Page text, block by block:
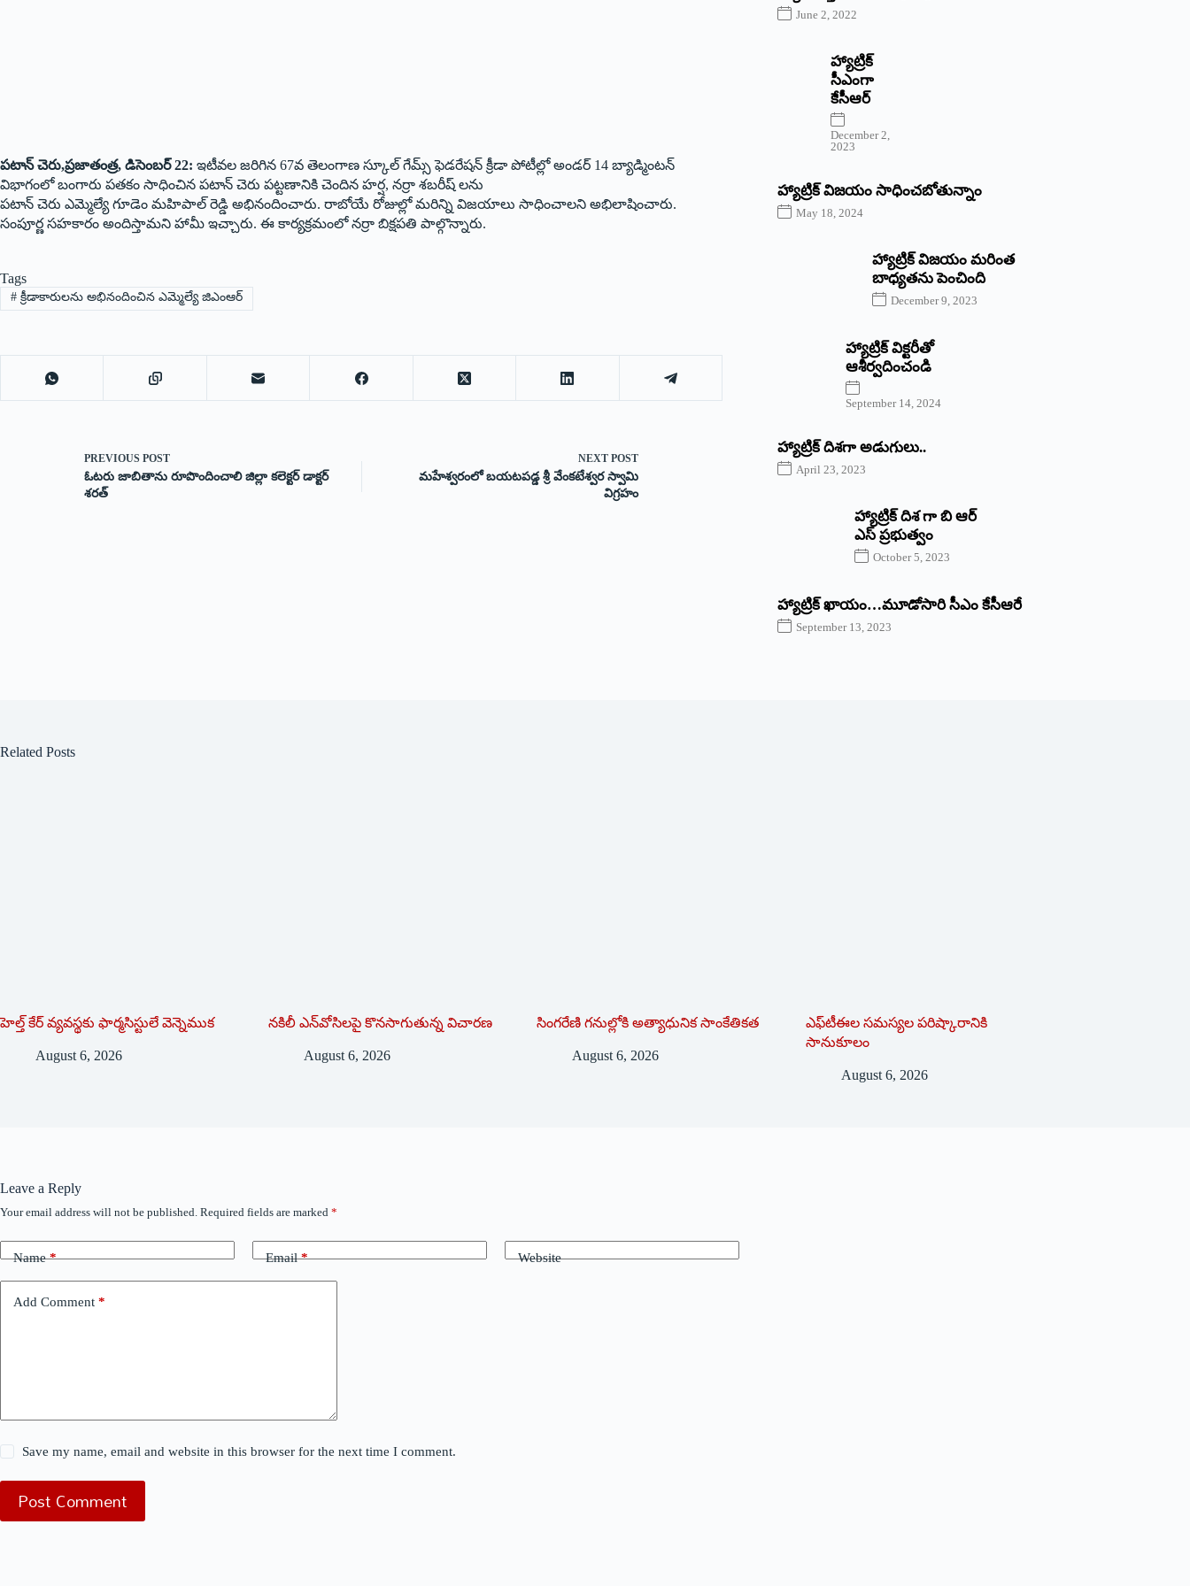
పటాన్ చెరు,ప్రజాతంత్ర, డిసెంబర్ 22: ఇటీవల జరిగిన 67వ తెలంగాణ స్కూల్ గేమ్స్ ఫెడరేషన్ క్రీడా పోటీల్లో అండర్ 14 బ్యాడ్మింటన్
విభాగంలో బంగారు పతకం సాధించిన పటాన్ చెరు పట్టణానికి చెందిన హర్ష, నర్రా శబరీష్ లను
పటాన్ చెరు ఎమ్మెల్యే గూడెం మహిపాల్ రెడ్డి అభినందించారు. రాబోయే రోజుల్లో మరిన్ని విజయాలు సాధించాలని అభిలాషించారు.
సంపూర్ణ సహకారం అందిస్తామని హామీ ఇచ్చారు. ఈ కార్యక్రమంలో నర్రా బిక్షపతి పాల్గొన్నారు.
Tags
#క్రీడాకారులను అభినందించిన ఎమ్మెల్యే జిఎంఆర్
PREVIOUS POST
ఓటరు జాబితాను రూపొందించాలి జిల్లా కలెక్టర్ డాక్టర్
శరత్
NEXTPOST
మహేశ్వరంలో బయటపడ్డ శ్రీ వేంకటేశ్వర స్వామి
విగ్రహం
June 2, 2022
హ్యాట్రిక్‌
‌సీఎంగా
కేసీఆర్‌
December 2,
2023
హ్యాట్రిక్‌ విజయం సాధించబోతున్నాం
May 18, 2024
హ్యాట్రిక్ విజయం మరింత
బాధ్యతను పెంచింది
December 9, 2023
హ్యాట్రిక్‌ ‌విక్టరీతో
ఆశీర్వదించండి
September 14, 2024
‌హ్యాట్రిక్‌ ‌దిశగా అడుగులు..
April 23, 2023
హ్యాట్రిక్ దిశ గా బి ఆర్
ఎస్ ప్రభుత్వం
October 5, 2023
హ్యాట్రిక్‌ ‌ఖాయం…మూడోసారి సీఎం కేసీఆరే
September 13, 2023
Related Posts
హెల్త్ కేర్ వ్యవస్థకు ఫార్మసిస్టులే వెన్నెముక
August 6, 2026
నకిలీ ఎన్‌వోసిలపై కొనసాగుతున్న విచారణ
August 6, 2026
సింగరేణి గనుల్లోకి అత్యాధునిక సాంకేతికత
August 6, 2026
ఎఫ్‌టీఈల సమస్యల పరిష్కారానికి
సానుకూలం
August 6, 2026
Leave a Reply
Your email address will not be published. Required fields are marked *
Name* Email* Website
Add Comment *
Save my name, email and website in this browser for the next time I comment.
Post Comment